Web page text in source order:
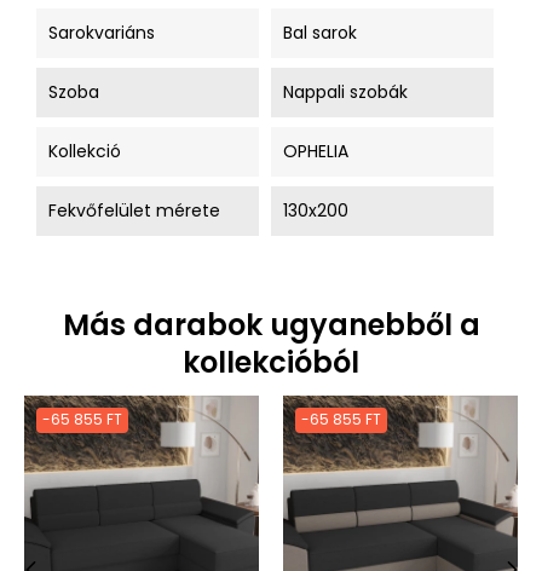
Sarokvariáns Bal sarok
Szoba Nappali szobák
Kollekció OPHELIA
Fekvőfelület mérete 130x200
Más darabok ugyanebből a
kollekcióból
-65 855 FT -65 855 FT